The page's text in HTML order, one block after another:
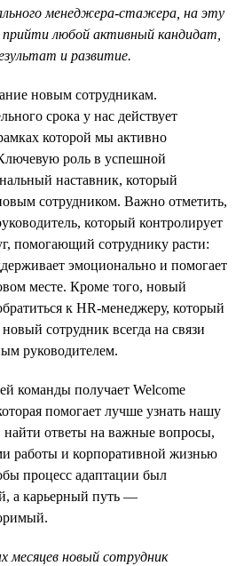
менеджера-стажера, на эту
любой активный кандидат,
и развитие.
новым сотрудникам.
срока у нас действует
которой мы активно
роль в успешной
наставник, который
сотрудником. Важно отметить,
который контролирует
помогающий сотруднику расти:
эмоционально и помогает
месте. Кроме того, новый
к HR-менеджеру, который
сотрудник всегда на связи
руководителем.
команды получает Welcome
помогает лучше узнать нашу
ответы на важные вопросы,
работы и корпоративной жизнью
процесс адаптации был
а карьерный путь —
месяцев новый сотрудник